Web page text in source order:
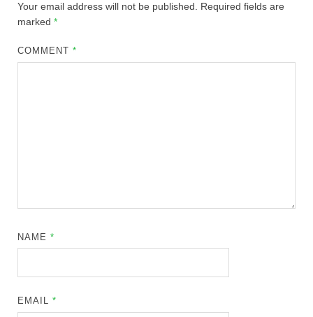
Your email address will not be published.
Required fields are
marked *
COMMENT*
NAME*
EMAIL*